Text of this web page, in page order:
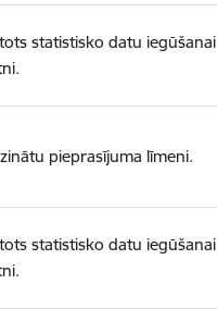
statistisko datu iegūšanai
pieprasījuma līmeni.
statistisko datu iegūšanai